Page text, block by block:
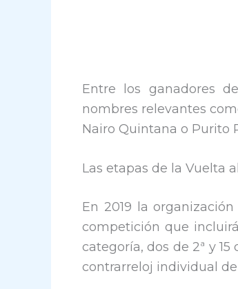
Entre los ganadores
nombres relevantes
Nairo Quintana o Purito
Las etapas de la Vuelta
En 2019 la
competición que
categoría, dos de 2ª y
contrarreloj individual de